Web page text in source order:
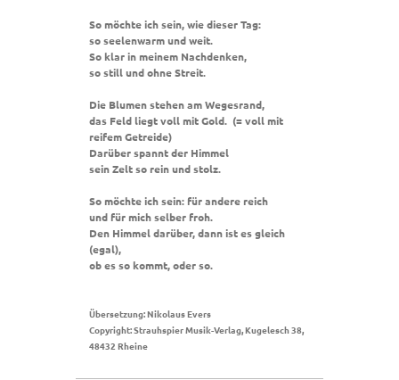
So möchte ich sein, wie dieser Tag:
so seelenwarm und weit.
So klar in meinem Nachdenken,
so still und ohne Streit.
Die Blumen stehen am Wegesrand,
das Feld liegt voll mit Gold. (= voll mit
reifem Getreide)
Darüber spannt der Himmel
sein Zelt so rein und stolz.
So möchte ich sein: für andere reich
und für mich selber froh.
Den Himmel darüber, dann ist es gleich
(egal),
ob es so kommt, oder so.
Übersetzung: Nikolaus Evers
Copyright: Strauhspier Musik-Verlag, Kugelesch 38,
48432 Rheine